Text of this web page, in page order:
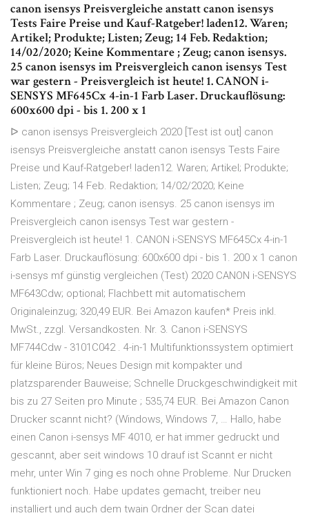
canon isensys Preisvergleiche anstatt canon isensys
Tests Faire Preise und Kauf-Ratgeber! laden12. Waren;
Artikel; Produkte; Listen; Zeug; 14 Feb. Redaktion;
14/02/2020; Keine Kommentare ; Zeug; canon isensys.
25 canon isensys im Preisvergleich canon isensys Test
war gestern - Preisvergleich ist heute! 1. CANON i-
SENSYS MF645Cx 4-in-1 Farb Laser. Druckauflösung:
600x600 dpi - bis 1. 200 x 1
ᐅ canon isensys Preisvergleich 2020 [Test ist out] canon
isensys Preisvergleiche anstatt canon isensys Tests Faire
Preise und Kauf-Ratgeber! laden12. Waren; Artikel; Produkte;
Listen; Zeug; 14 Feb. Redaktion; 14/02/2020; Keine
Kommentare ; Zeug; canon isensys. 25 canon isensys im
Preisvergleich canon isensys Test war gestern -
Preisvergleich ist heute! 1. CANON i-SENSYS MF645Cx 4-in-1
Farb Laser. Druckauflösung: 600x600 dpi - bis 1. 200 x 1 canon
i-sensys mf günstig vergleichen (Test) 2020 CANON i-SENSYS
MF643Cdw; optional; Flachbett mit automatischem
Originaleinzug; 320,49 EUR. Bei Amazon kaufen* Preis inkl.
MwSt., zzgl. Versandkosten. Nr. 3. Canon i-SENSYS
MF744Cdw - 3101C042 . 4-in-1 Multifunktionssystem optimiert
für kleine Büros; Neues Design mit kompakter und
platzsparender Bauweise; Schnelle Druckgeschwindigkeit mit
bis zu 27 Seiten pro Minute ; 535,74 EUR. Bei Amazon Canon
Drucker scannt nicht? (Windows, Windows 7, … Hallo, habe
einen Canon i-sensys MF 4010, er hat immer gedruckt und
gescannt, aber seit windows 10 drauf ist Scannt er nicht
mehr, unter Win 7 ging es noch ohne Probleme. Nur Drucken
funktioniert noch. Habe updates gemacht, treiber neu
installiert und auch dem twain Ordner der Scan datei